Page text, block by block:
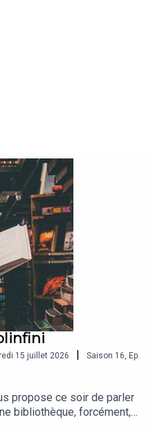
15 juillet 2026 | Saison 16, Ep.
propose ce soir de parler
bibliothèque, forcément,
trouver des livres. Un peu